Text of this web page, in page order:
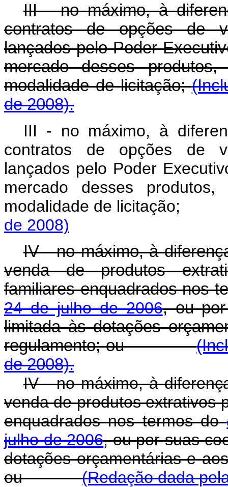
III - no máximo, à
contratos de opções de
lançados pelo Poder
mercado desses
modalidade de licitação;
de 2008).
III - no máximo, à
contratos de opções de
lançados pelo Poder
mercado desses
modalidade de
de 2008)
IV - no máximo, à
venda de produtos
familiares enquadrados nos
24 de julho de 2006, ou por
limitada às dotações
regulamento; ou
de 2008).
IV - no máximo, à
venda de produtos extrativos
enquadrados nos termos do
julho de 2006, ou por suas
dotações orçamentárias e
ou(Redação dada